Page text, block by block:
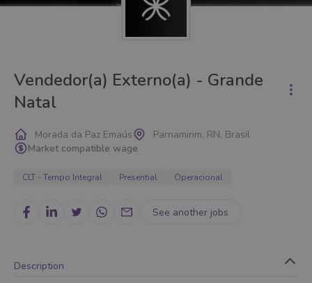
Vendedor(a) Externo(a) - Grande
Natal
Morada da Paz Emaús
Parnamirim, RN, Brasil
Market compatible wage
CLT - Tempo Integral Presential Operacional
See another jobs
Description